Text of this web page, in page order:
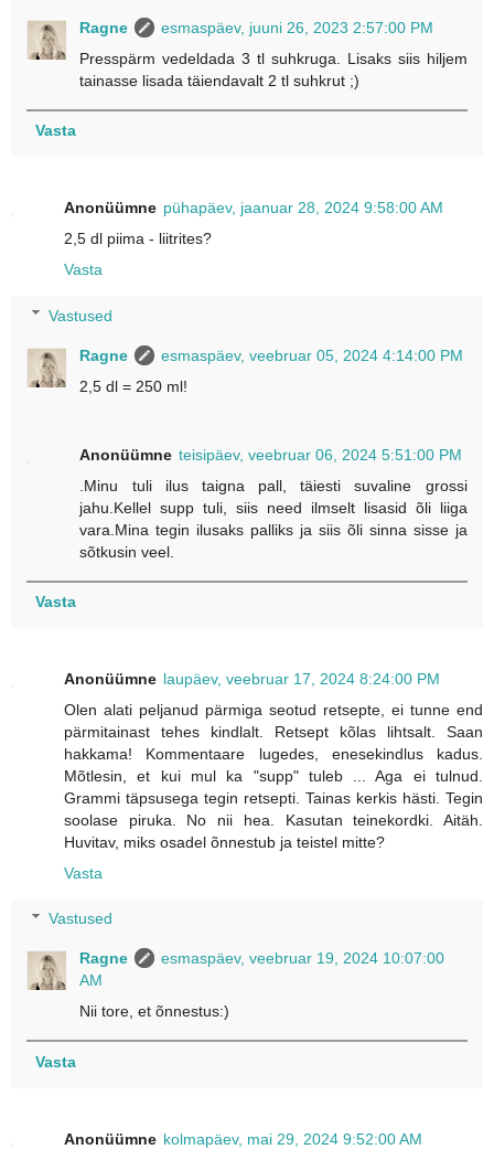
Ragne
esmaspäev, juuni 26, 2023 2:57:00 PM
Presspärm vedeldada 3 tl suhkruga. Lisaks siis hiljem
tainasse lisada täiendavalt 2 tl suhkrut ;)
Vasta
Anonüümne pühapäev, jaanuar 28, 2024 9:58:00 AM
2,5 dl piima - liitrites?
Vasta
Vastused
Ragne
esmaspäev, veebruar 05, 2024 4:14:00 PM
2,5 dl = 250 ml!
Anonüümne teisipäev, veebruar 06, 2024 5:51:00 PM
.Minu tuli ilus taigna pall, täiesti suvaline grossi
jahu.Kellel supp tuli, siis need ilmselt lisasid õli liiga
vara.Mina tegin ilusaks palliks ja siis õli sinna sisse ja
sõtkusin veel.
Vasta
Anonüümne laupäev, veebruar 17, 2024 8:24:00 PM
Olen alati peljanud pärmiga seotud retsepte, ei tunne end
pärmitainast tehes kindlalt. Retsept kõlas lihtsalt. Saan
hakkama! Kommentaare lugedes, enesekindlus kadus.
Mõtlesin, et kui mul ka "supp" tuleb ... Aga ei tulnud.
Grammi täpsusega tegin retsepti. Tainas kerkis hästi. Tegin
soolase piruka. No nii hea. Kasutan teinekordki. Aitäh.
Huvitav, miks osadel õnnestub ja teistel mitte?
Vasta
Vastused
Ragne
esmaspäev, veebruar 19, 2024 10:07:00
AM
Nii tore, et õnnestus:)
Vasta
Anonüümne kolmapäev, mai 29, 2024 9:52:00 AM